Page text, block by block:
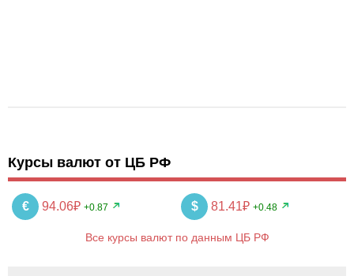
Курсы валют от ЦБ РФ
€ 94.06₽ +0.87 $ 81.41₽ +0.48
Все курсы валют по данным ЦБ РФ